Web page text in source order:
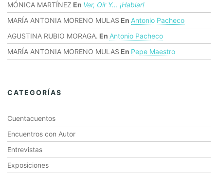
MÓNICA MARTÍNEZ En Ver, Oír Y… ¡hablar!
MARÍA ANTONIA MORENO MULAS En Antonio Pacheco
AGUSTINA RUBIO MORAGA. En Antonio Pacheco
MARÍA ANTONIA MORENO MULAS En Pepe Maestro
CATEGORÍAS
Cuentacuentos
Encuentros con Autor
Entrevistas
Exposiciones